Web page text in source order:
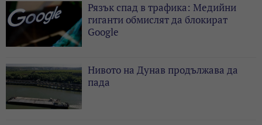
Рязък спад в трафика: Медийни
гиганти обмислят да блокират
Google
Нивото на Дунав продължава да
пада